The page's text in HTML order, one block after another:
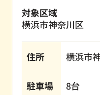
対象区域
横浜市神奈川区
住所 横浜市
駐車場 8台